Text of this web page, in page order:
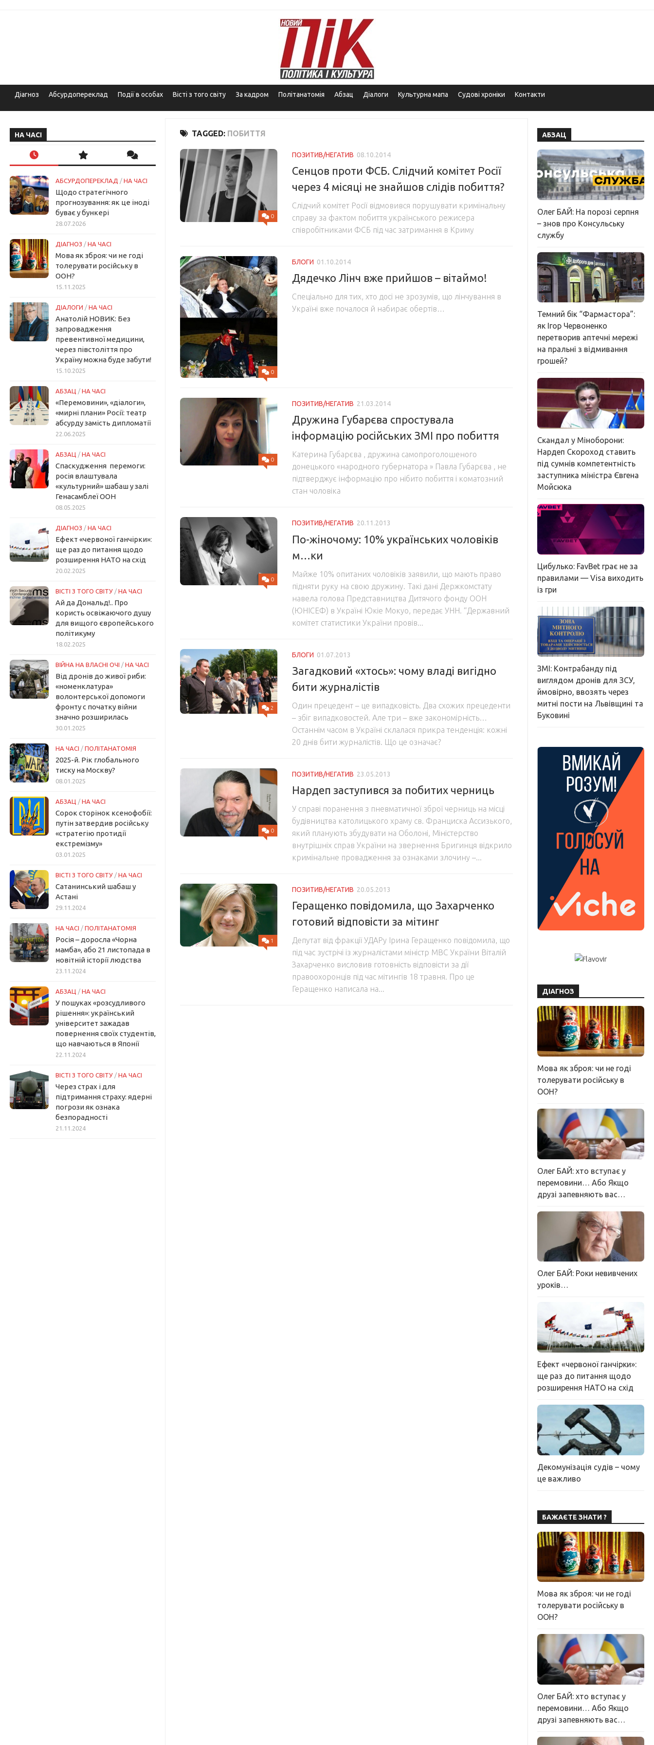
Діагноз Абсурдопереклад Події в особах Вісті з того світу За кадром Політанатомія Абзац Діалоги Культурна мапа Судові хроніки Контакти
TAGGED: ПОБИТТЯ
0
ПОЗИТИВ/НЕГАТИВ 08.10.2014
Сенцов проти ФСБ. Слідчий комітет Росії
через 4 місяці не знайшов слідів побиття?
Слідчий комітет Росії відмовився порушувати кримінальну
справу за фактом побиття українського режисера
співробітниками ФСБ під час затримання в Криму
0
БЛОГИ 01.10.2014
Дядечко Лінч вже прийшов – вітаймо!
Спеціально для тих, хто досі не зрозумів, що лінчування в
Україні вже почалося й набирає обертів…
0
ПОЗИТИВ/НЕГАТИВ 21.03.2014
Дружина Губарєва спростувала
інформацію російських ЗМІ про побиття
Катерина Губарєва , дружина самопроголошеного
донецького «народного губернатора » Павла Губарєва , не
підтверджує інформацію про нібито побиття і коматозний
стан чоловіка
0
ПОЗИТИВ/НЕГАТИВ 20.11.2013
По-жіночому: 10% українських чоловіків
м…ки
Майже 10% опитаних чоловіків заявили, що мають право
підняти руку на свою дружину. Такі дані Держкомстату
навела голова Представництва Дитячого фонду ООН
(ЮНІСЕФ) в Україні Юкіе Мокуо, передає УНН. “Державний
комітет статистики України провів...
2
БЛОГИ 01.07.2013
Загадковий «хтось»: чому владі вигідно
бити журналістів
Один прецедент – це випадковість. Два схожих прецеденти
– збіг випадковостей. Але три – вже закономірність…
Останнім часом в Україні склалася прикра тенденція: кожні
20 днів бити журналістів. Що це означає?
0
ПОЗИТИВ/НЕГАТИВ 23.05.2013
Нардеп заступився за побитих черниць
У справі поранення з пневматичної зброї черниць на місці
будівництва католицького храму св. Франциска Ассизького,
який планують збудувати на Оболоні, Міністерство
внутрішніх справ України на звернення Бригинця відкрило
кримінальне провадження за ознаками злочину –...
1
ПОЗИТИВ/НЕГАТИВ 20.05.2013
Геращенко повідомила, що Захарченко
готовий відповісти за мітинг
Депутат від фракції УДАРу Ірина Геращенко повідомила, що
під час зустрічі із журналістами міністр МВС України Віталій
Захарченко висловив готовність відповісти за дії
правоохоронців під час мітингів 18 травня. Про це
Геращенко написала на...
НА ЧАСІ
АБСУРДОПЕРЕКЛАД / НА ЧАСІ
Щодо стратегічного
прогнозування: як це іноді
буває у бункері
28.07.2026
ДІАГНОЗ / НА ЧАСІ
Мова як зброя: чи не годі
толерувати російську в
ООН?
15.11.2025
ДІАЛОГИ / НА ЧАСІ
Анатолій НОВИК: Без
запровадження
превентивної медицини,
через півстоліття про
Україну можна буде забути!
15.10.2025
АБЗАЦ / НА ЧАСІ
«Перемовини», «діалоги»,
«мирні плани» Росії: театр
абсурду замість дипломатії
22.06.2025
АБЗАЦ / НА ЧАСІ
Спаскудження перемоги:
росія влаштувала
«культурний» шабаш у залі
Генасамблеї ООН
08.05.2025
ДІАГНОЗ / НА ЧАСІ
Ефект «червоної ганчірки»:
ще раз до питання щодо
розширення НАТО на схід
20.02.2025
ВІСТІ З ТОГО СВІТУ / НА ЧАСІ
Ай да Дональд!.. Про
користь освіжаючого душу
для вищого європейського
політикуму
18.02.2025
ВІЙНА НА ВЛАСНІ ОЧІ / НА ЧАСІ
Від дронів до живої риби:
«номенклатура»
волонтерської допомоги
фронту с початку війни
значно розширилась
30.01.2025
НА ЧАСІ / ПОЛІТАНАТОМІЯ
2025-й. Рік глобального
тиску на Москву?
08.01.2025
АБЗАЦ / НА ЧАСІ
Сорок сторінок ксенофобії:
путін затвердив російську
«стратегію протидії
екстремізму»
03.01.2025
ВІСТІ З ТОГО СВІТУ / НА ЧАСІ
Сатанинський шабаш у
Астані
29.11.2024
НА ЧАСІ / ПОЛІТАНАТОМІЯ
Росія – доросла «Чорна
мамба», або 21 листопада в
новітній історії людства
23.11.2024
АБЗАЦ / НА ЧАСІ
У пошуках «розсудливого
рішення»: український
університет зажадав
повернення своїх студентів,
що навчаються в Японії
22.11.2024
ВІСТІ З ТОГО СВІТУ / НА ЧАСІ
Через страх і для
підтримання страху: ядерні
погрози як ознака
безпорадності
21.11.2024
АБЗАЦ
Олег БАЙ: На порозі серпня
– знов про Консульську
службу
Темний бік “Фармастора”:
як Ігор Червоненко
перетворив аптечні мережі
на пральні з відмивання
грошей?
Скандал у Міноборони:
Нардеп Скороход ставить
під сумнів компетентність
заступника міністра Євгена
Мойсюка
Цибулько: FavBet грає не за
правилами — Visa виходить
із гри
ЗМІ: Контрабанду під
виглядом дронів для ЗСУ,
ймовірно, ввозять через
митні пости на Львівщині та
Буковині
ДІАГНОЗ
Мова як зброя: чи не годі
толерувати російську в
ООН?
Олег БАЙ: хто вступає у
перемовини… Або Якщо
друзі запевняють вас…
Олег БАЙ: Роки невивчених
уроків…
Ефект «червоної ганчірки»:
ще раз до питання щодо
розширення НАТО на схід
Декомунізація судів – чому
це важливо
БАЖАЄТЕ ЗНАТИ ?
Мова як зброя: чи не годі
толерувати російську в
ООН?
Олег БАЙ: хто вступає у
перемовини… Або Якщо
друзі запевняють вас…